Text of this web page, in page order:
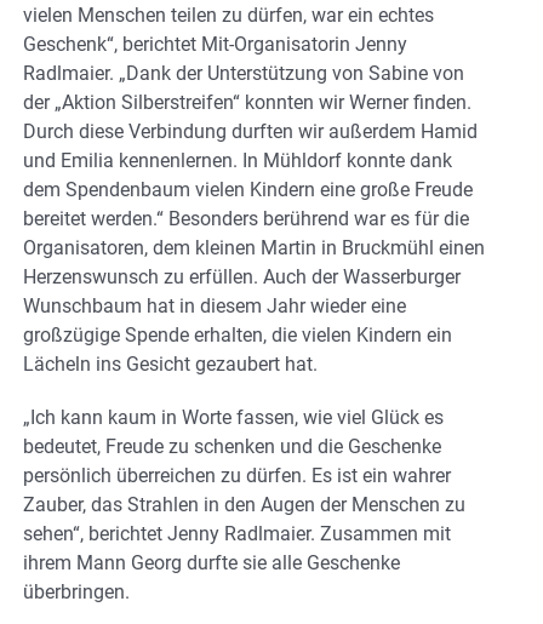
vielen Menschen teilen zu dürfen, war ein echtes
Geschenk“, berichtet Mit-Organisatorin Jenny
Radlmaier. „Dank der Unterstützung von Sabine von
der „Aktion Silberstreifen“ konnten wir Werner finden.
Durch diese Verbindung durften wir außerdem Hamid
und Emilia kennenlernen. In Mühldorf konnte dank
dem Spendenbaum vielen Kindern eine große Freude
bereitet werden.“ Besonders berührend war es für die
Organisatoren, dem kleinen Martin in Bruckmühl einen
Herzenswunsch zu erfüllen. Auch der Wasserburger
Wunschbaum hat in diesem Jahr wieder eine
großzügige Spende erhalten, die vielen Kindern ein
Lächeln ins Gesicht gezaubert hat.
„Ich kann kaum in Worte fassen, wie viel Glück es
bedeutet, Freude zu schenken und die Geschenke
persönlich überreichen zu dürfen. Es ist ein wahrer
Zauber, das Strahlen in den Augen der Menschen zu
sehen“, berichtet Jenny Radlmaier. Zusammen mit
ihrem Mann Georg durfte sie alle Geschenke
überbringen.